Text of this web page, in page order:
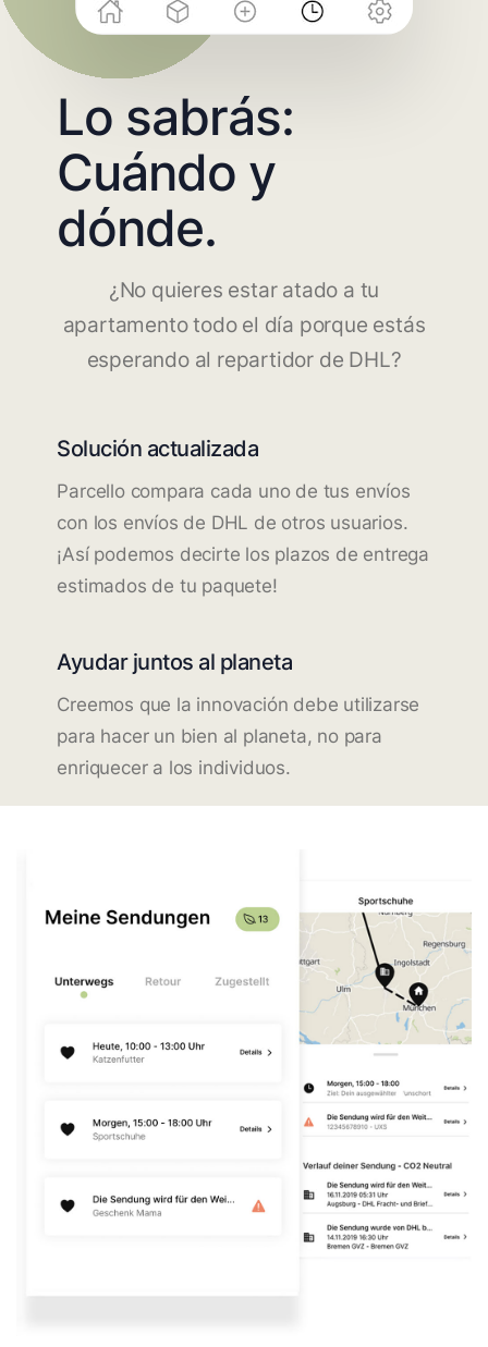
Lo sabrás:
Cuándo y
dónde.
¿No quieres estar atado a tu
apartamento todo el día porque estás
esperando al repartidor de DHL?
Solución actualizada
Parcello compara cada uno de tus envíos
con los envíos de DHL de otros usuarios.
¡Así podemos decirte los plazos de entrega
estimados de tu paquete!
Ayudar juntos al planeta
Creemos que la innovación debe utilizarse
para hacer un bien al planeta, no para
enriquecer a los individuos.